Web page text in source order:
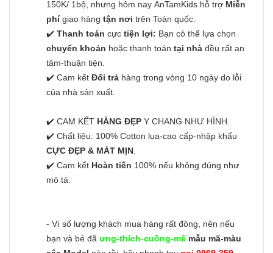
150K/ 1bộ, nhưng hôm nay AnTamKids hỗ trợ Miễn
phígiao hàng tận nơi trên Toàn quốc.
✔️ Thanh toán cực tiện lợi: Bạn có thể lựa chọn
chuyển khoản hoặc thanh toán tại nhà đều rất an
tâm-thuận tiện.
✔️ Cam kết Đổi trả hàng trong vòng 10 ngày do lỗi
của nhà sản xuất.
✔️ CAM KẾT HÀNG ĐẸP Y CHANG NHƯ HÌNH.
✔️ Chất liệu: 100% Cotton lụa-cao cấp-nhập khẩu
CỰC ĐẸP & MÁT MỊN
✔️ Cam kết Hoàn tiền 100% nếu không đúng như
mô tả.
- Vì số lượng khách mua hàng rất đông, nên nếu
bạn và bé đã ưng-thích-cuồng-mê mẫu mã-màu